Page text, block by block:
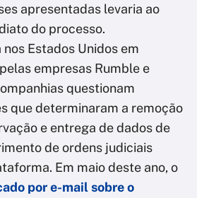
apresentadas levaria ao
do processo.
Estados Unidos em
empresas Rumble e
questionam
que determinaram a remoção
e entrega de dados de
de ordens judiciais
Em maio deste ano, o
por e-mail sobre o